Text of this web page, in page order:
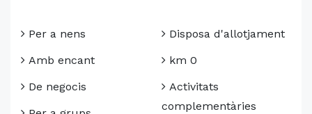
Per a nens
Amb encant
De negocis
Disposa d'allotjament
km 0
Activitats
complementàries